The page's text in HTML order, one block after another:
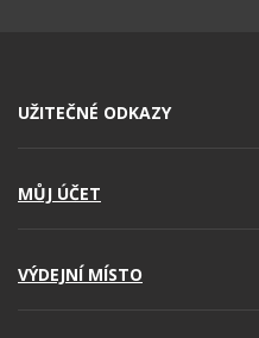
UŽITEČNÉ ODKAZY
MŮJ ÚČET
VÝDEJNÍ MÍSTO